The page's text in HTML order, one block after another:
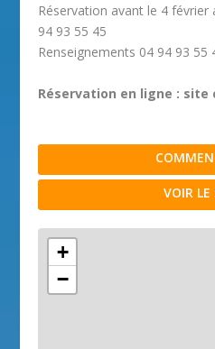
Réservation avant le 4
94 93 55 45
Renseignements 04 94 93 55
Réservation en ligne : site
VOIR LE
+
−